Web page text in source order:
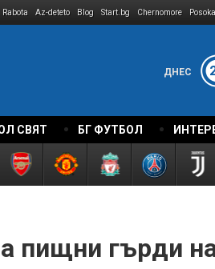
Rabota Az-deteto Blog Start.bg Chernomore Posoka
ДНЕС
СВЯТ БГ ФУТБОЛ
пищни гърди